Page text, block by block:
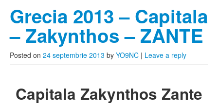
Grecia 2013 – Capitala
– Zakynthos – ZANTE
Posted on 24 septembrie 2013 by YO9NC | Leave a reply
Capitala Zakynthos Zante